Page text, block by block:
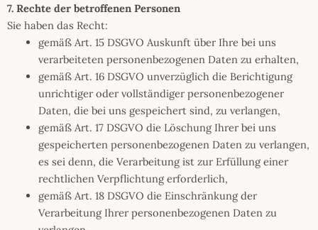
7. Rechte der betroffenen Personen
Sie haben das Recht:
gemäß Art. 15 DSGVO Auskunft über Ihre bei uns
verarbeiteten personenbezogenen Daten zu erhalten,
gemäß Art. 16 DSGVO unverzüglich die Berichtigung
unrichtiger oder vollständiger personenbezogener
Daten, die bei uns gespeichert sind, zu verlangen,
gemäß Art. 17 DSGVO die Löschung Ihrer bei uns
gespeicherten personenbezogenen Daten zu verlangen,
es sei denn, die Verarbeitung ist zur Erfüllung einer
rechtlichen Verpflichtung erforderlich,
gemäß Art. 18 DSGVO die Einschränkung der
Verarbeitung Ihrer personenbezogenen Daten zu